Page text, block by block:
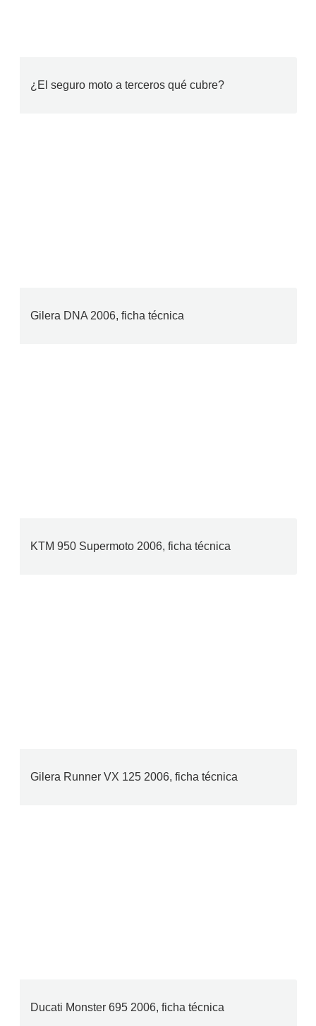
¿El seguro moto a terceros qué cubre?
Gilera DNA 2006, ficha técnica
KTM 950 Supermoto 2006, ficha técnica
Gilera Runner VX 125 2006, ficha técnica
Ducati Monster 695 2006, ficha técnica